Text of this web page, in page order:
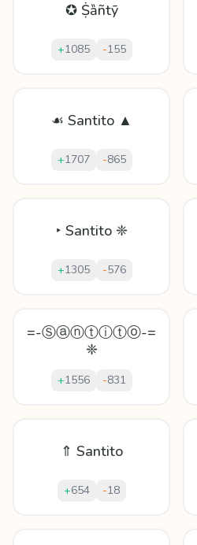
✪ Ṩȁñtȳ
+1085 -155
☙ Santito ▲
+1707 -865
‣ Santito ❈
+1305 -576
=-Ⓢⓐⓝⓣⓘⓣⓞ-=
❈
+1556 -831
⇑ Santito
+654 -18